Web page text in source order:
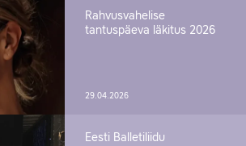
Rahvusvahelise
tantuspäeva läkitus 2026
29.04.2026
Eesti Balletiliidu